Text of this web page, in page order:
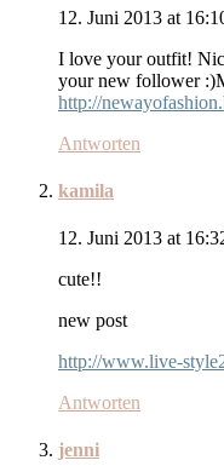
12. Juni 2013 at
I love your outfit!
your new follower
http://
Antworten
kamila
12. Juni 2013 at
cute!!
new post
http://www.live-
Antworten
jenni